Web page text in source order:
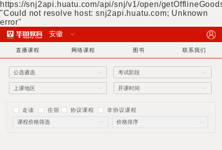
https://snj2api.huatu.com/api/snj/v1/open/
"Could not resolve host: snj2api.huatu.com; Unknown
error"
直播课程 网络课程 图书 联系我们
走读 住宿 协议课程 非协议课程